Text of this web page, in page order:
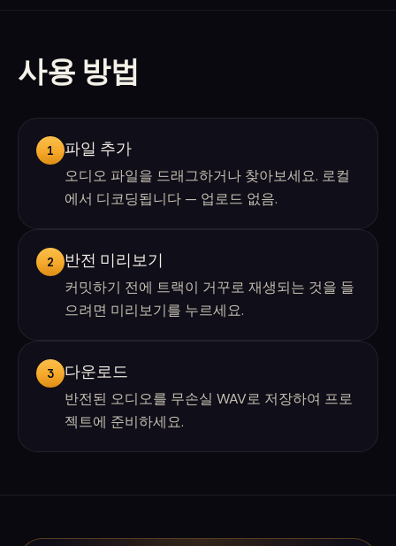
사용 방법
1 파일 추가
오디오 파일을 드래그하거나 찾아보세요. 로컬
에서 디코딩됩니다 — 업로드 없음.
2 반전 미리보기
커밋하기 전에 트랙이 거꾸로 재생되는 것을 들
으려면 미리보기를 누르세요.
3 다운로드
반전된 오디오를 무손실 WAV로 저장하여 프로
젝트에 준비하세요.